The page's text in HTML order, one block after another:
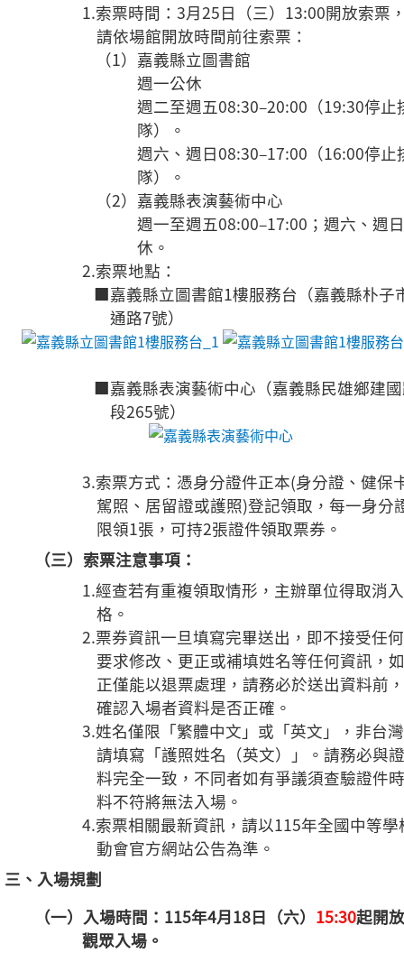
1.索票時間：3月25日（三）13:00開放索票
請依場館開放時間前往索票：
（1）嘉義縣立圖書館
週一公休
週二至週五08:30–20:00（19:30停止
隊）。
週六、週日08:30–17:00（16:00停止
隊）。
（2）嘉義縣表演藝術中心
週一至週五08:00–17:00；週六、週
休。
2.索票地點：
■嘉義縣立圖書館1樓服務台（嘉義縣朴子
通路7號）
■嘉義縣表演藝術中心（嘉義縣民雄鄉建
段265號）
3.索票方式：憑身分證件正本(身分證、健保
駕照、居留證或護照)登記領取，每一身分
限領1張，可持2張證件領取票券。
（三）索票注意事項：
1.經查若有重複領取情形，主辦單位得取消
格。
2.票券資訊一旦填寫完畢送出，即不接受任
要求修改、更正或補填姓名等任何資訊，
正僅能以退票處理，請務必於送出資料前
確認入場者資料是否正確。
3.姓名僅限「繁體中文」或「英文」，非台
請填寫「護照姓名（英文）」。請務必與
料完全一致，不同者如有爭議須查驗證件
料不符將無法入場。
4.索票相關最新資訊，請以115年全國中等學
動會官方網站公告為準。
三、入場規劃
（一）入場時間：115年4月18日（六） 15:30起開
觀眾入場。